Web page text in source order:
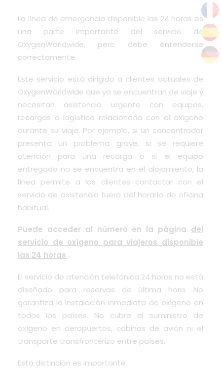
La línea de emergencia disponible las 24 horas es
una parte importante del servicio de
OxygenWorldwide, pero debe entenderse
correctamente.
Este servicio está dirigido a clientes actuales de
OxygenWorldwide que ya se encuentran de viaje y
necesitan asistencia urgente con equipos,
recargas o logística relacionada con el oxígeno
durante su viaje. Por ejemplo, si un concentrador
presenta un problema grave, si se requiere
atención para una recarga o si el equipo
entregado no se encuentra en el alojamiento, la
línea permite a los clientes contactar con el
servicio de asistencia fuera del horario de oficina
habitual.
Puede acceder al número en la página del
servicio de oxígeno para viajeros disponible
las 24 horas .
El servicio de atención telefónica 24 horas no está
diseñado para reservas de última hora. No
garantiza la instalación inmediata de oxígeno en
todos los países. No cubre el suministro de
oxígeno en aeropuertos, cabinas de avión ni el
transporte transfronterizo entre países.
Esta distinción es importante.